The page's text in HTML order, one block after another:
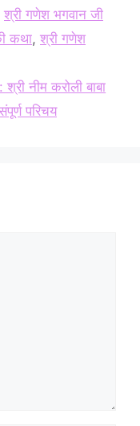
श्री गणेश भगवान जी
कथा, श्री गणेश
नीम करोली बाबा
परिचय